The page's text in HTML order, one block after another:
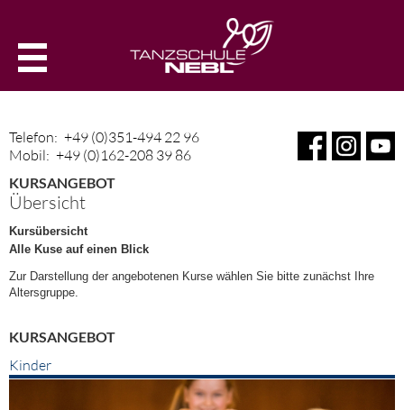
Telefon: +49 (0)351-494 22 96
Mobil: +49 (0)162-208 39 86
KURSANGEBOT
Übersicht
Kursübersicht
Alle Kuse auf einen Blick
Zur Darstellung der angebotenen Kurse wählen Sie bitte zunächst Ihre
Altersgruppe.
KURSANGEBOT
Kinder